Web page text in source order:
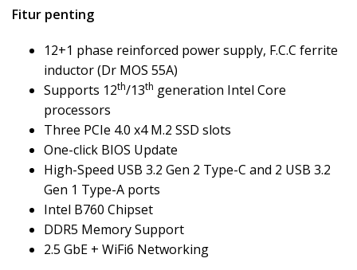
Fitur penting
12+1 phase reinforced power supply, F.C.C ferrite
inductor (Dr MOS 55A)
Supports 12th/13th generation Intel Core
processors
Three PCIe 4.0 x4 M.2 SSD slots
One-click BIOS Update
High-Speed USB 3.2 Gen 2 Type-C and 2 USB 3.2
Gen 1 Type-A ports
Intel B760 Chipset
DDR5 Memory Support
2.5 GbE + WiFi6 Networking